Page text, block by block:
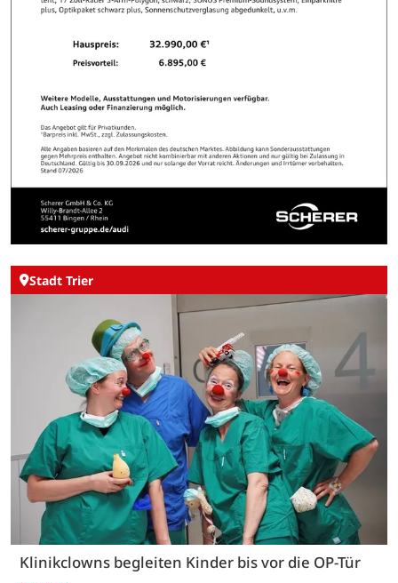
Stadt Trier
Klinikclowns begleiten Kinder bis vor die OP-Tür